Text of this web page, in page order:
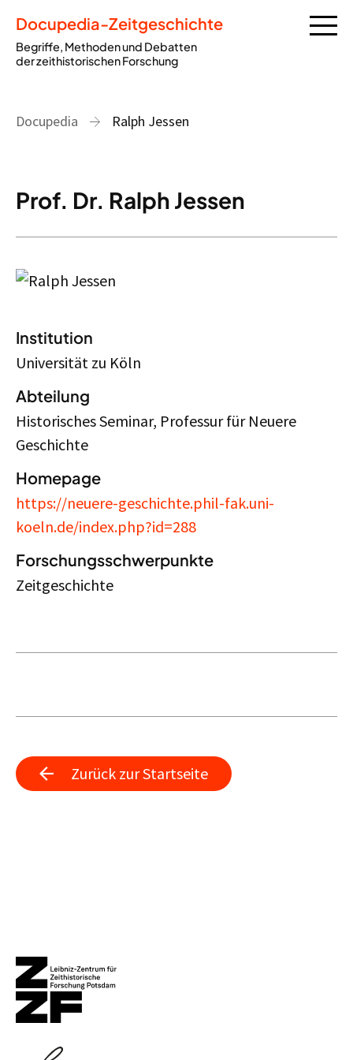
Docupedia-Zeitgeschichte
Begriffe, Methoden und Debatten
der zeithistorischen Forschung
Docupedia Ralph Jessen
Prof. Dr. Ralph Jessen
Institution
Universität zu Köln
Abteilung
Historisches Seminar, Professur für Neuere
Geschichte
Homepage
https://neuere-geschichte.phil-fak.uni-
koeln.de/index.php?id=288
Forschungsschwerpunkte
Zeitgeschichte
Zurück zur Startseite